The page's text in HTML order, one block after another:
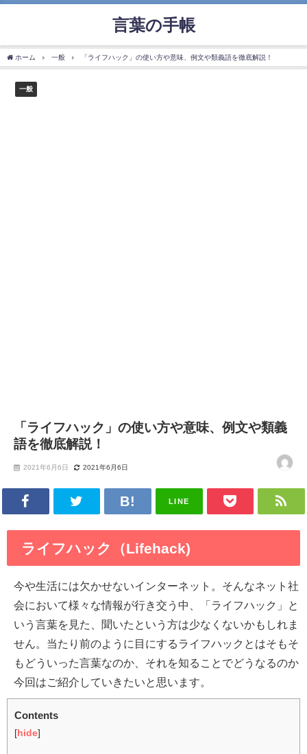
言葉の手帳
ホーム 一般 「ライフハック」の使い方や意味、例文や類義語を徹底解説！
一般
「ライフハック」の使い方や意味、例文や類義
語を徹底解説！
2021年6月6日 2021年6月6日
LINE
ライフハック（Lifehack)
今や生活には欠かせないインターネット。そんなネット社
会において様々な情報が行き交う中、「ライフハック」と
いう言葉を見た、聞いたという方は少なくないかもしれま
せん。当たり前のように目にするライフハックとはそもそ
もどういった言葉なのか、それを知ることでどうなるのか
今回はご紹介していきたいと思います。
Contents
[ hide]